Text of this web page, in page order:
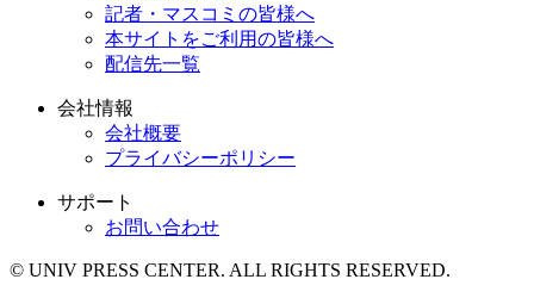
記者・マスコミの皆様へ
本サイトをご利用の皆様へ
配信先一覧
会社情報
会社概要
プライバシーポリシー
サポート
お問い合わせ
© UNIV PRESS CENTER. ALL RIGHTS RESERVED.